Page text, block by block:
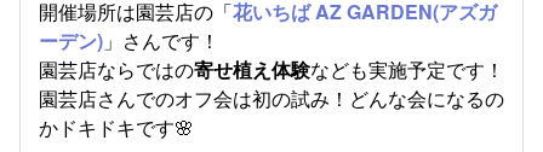
開催場所は園芸店の「花いちば AZ GARDEN(アズガ
ーデン) 」さんです！
園芸店ならではの寄せ植え体験なども実施予定です！
園芸店さんでのオフ会は初の試み！どんな会になるの
かドキドキです🌸